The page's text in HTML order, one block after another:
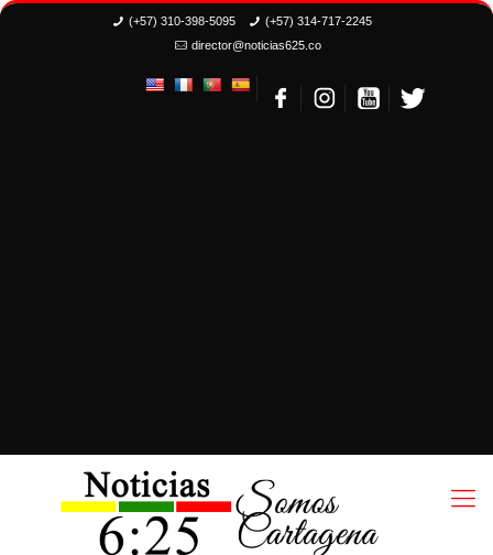
(+57) 310-398-5095
(+57) 314-717-2245
director@noticias625.co